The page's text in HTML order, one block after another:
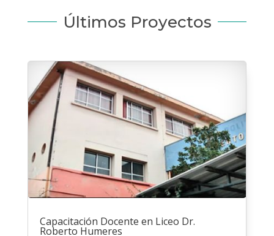
Últimos Proyectos
Capacitación Docente en Liceo Dr.
Roberto Humeres